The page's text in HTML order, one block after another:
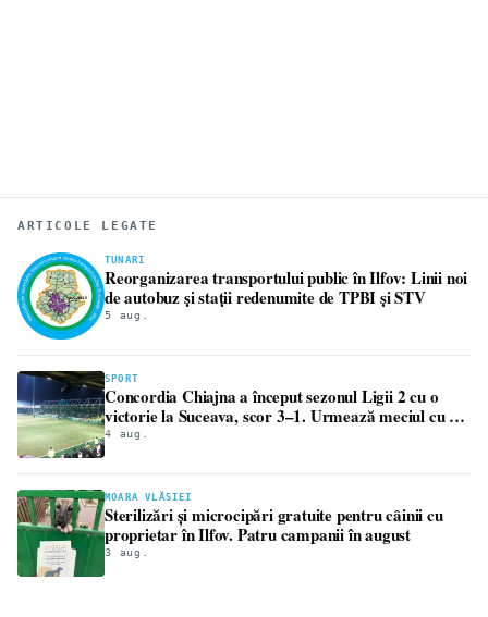
ARTICOLE LEGATE
TUNARI
Reorganizarea transportului public în Ilfov: Linii noi
de autobuz și stații redenumite de TPBI și STV
5 aug.
SPORT
Concordia Chiajna a început sezonul Ligii 2 cu o
victorie la Suceava, scor 3–1. Urmează meciul cu FC
Bihor
4 aug.
MOARA VLĂSIEI
Sterilizări și microcipări gratuite pentru câinii cu
proprietar în Ilfov. Patru campanii în august
3 aug.